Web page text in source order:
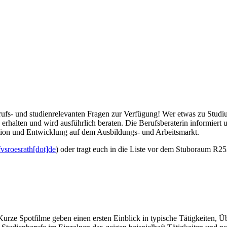
und studienrelevanten Fragen zur Verfügung! Wer etwas zu
und wird ausführlich beraten. Die Berufsberaterin
und Entwicklung auf dem Ausbildungs- und Arbeitsmarkt.
) oder tragt euch in die Liste vor dem Stuboraum
Spotfilme geben einen ersten Einblick in typische Tätigkeiten,